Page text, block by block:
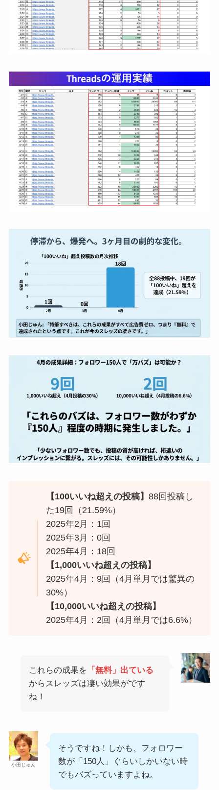
【100いいね超えの投稿】88回投稿し
た19回（21.59%）
2025年2月：1回
2025年3月：0回
2025年4月：18回
【1,000いいね超えの投稿】
2025年4月：9回（4月単月では驚異の
30%）
【10,000いいね超えの投稿】
2025年4月：2回（4月単月では6.6%）
これらの成果を 「無料」出ている
からスレッズは凄い効果がです
ね！
小田じゅん
そうですね！しかも、フォロワー
数が「150人」ぐらいしかいない時
でもバズっていますよね。